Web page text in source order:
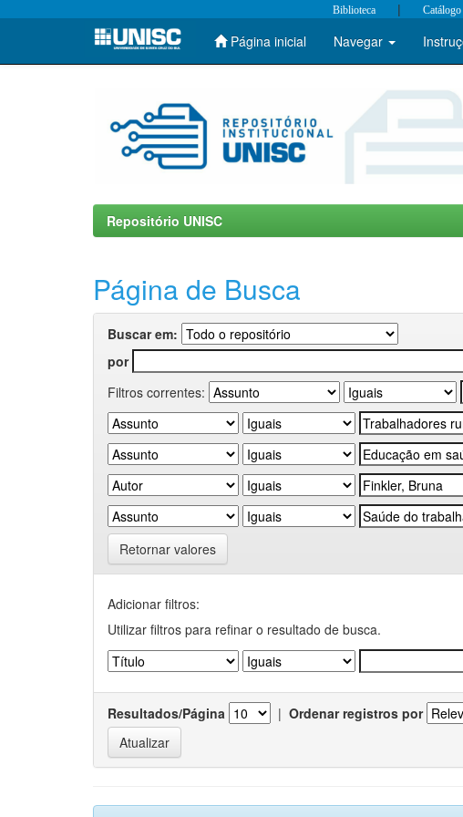
Skip
Biblioteca |
Página inicial Navegar
Repositório UNISC
Página de Busca
Buscar em:
por
Filtros correntes:
Retornar valores
Adicionar filtros:
Utilizar filtros para refinar o resultado de busca.
Resultados/Página | Ordenar registros por